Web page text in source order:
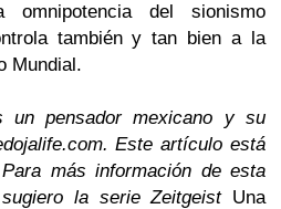
del sionismo
también y tan bien a la
Mundial.
un pensador mexicano y su
Este artículo está
más información de esta
la serie Zeitgeist Una